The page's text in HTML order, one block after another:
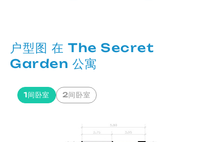
户型图 在 The Secret
Garden 公寓
1间卧室 2间卧室